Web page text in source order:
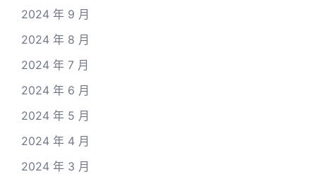
2024 年 9 月
2024 年 8 月
2024 年 7 月
2024 年 6 月
2024 年 5 月
2024 年 4 月
2024 年 3 月